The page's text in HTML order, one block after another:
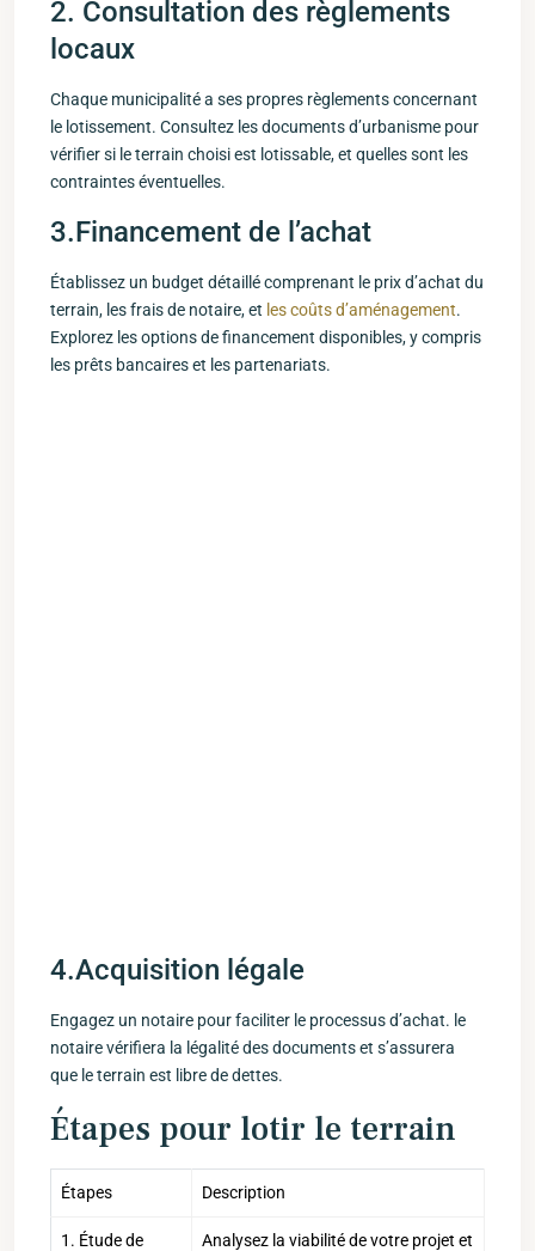
2. Consultation des règlements
locaux
Chaque municipalité a ses propres règlements concernant
le lotissement. Consultez les documents d’urbanisme pour
vérifier si le terrain choisi est lotissable, et quelles​ sont les
contraintes éventuelles.
3.Financement de l’achat
Établissez un budget détaillé comprenant le prix d’achat du
terrain, les frais de notaire, et les coûts d’aménagement.
Explorez les options de financement disponibles, ⁢y compris
les prêts bancaires et les ⁣partenariats.
4.Acquisition légale
Engagez un notaire pour faciliter le processus d’achat. le
notaire vérifiera ​la légalité ⁤des documents et s’assurera
que le terrain est libre de dettes.
Étapes pour lotir le terrain
Étapes Description
1. Étude‌ de
Analysez la viabilité de votre projet et